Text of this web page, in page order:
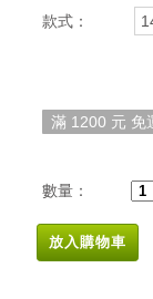
款式：
滿 1200 元 免
數量：
放入購物車